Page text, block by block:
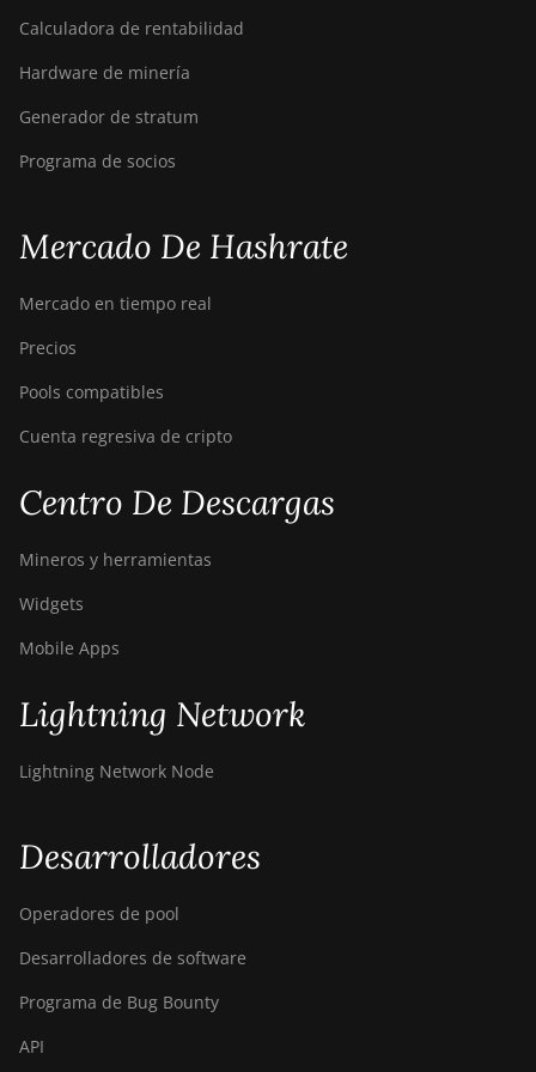
BITMAIN AntMiner
Z15e
BITMAIN AntMiner
BITMAIN Antminer S19
BITMAIN Antminer S19
BITMAIN Antminer
S19j Pro (96Th)
BITMAIN Antminer
BITMAIN Antminer S23
(580Th)
BITMAIN Antminer S23
Imm. (442Th)
BITMAIN Antminer
Calculadora de rentabilidad
Hardware de minería
Generador de stratum
Programa de socios
Mercado De Hashrate
Mercado en tiempo real
Precios
Pools compatibles
Cuenta regresiva de cripto
Centro De Descargas
Mineros y herramientas
Widgets
Mobile Apps
Lightning Network
Lightning Network Node
Desarrolladores
Operadores de pool
Desarrolladores de software
Programa de Bug Bounty
API